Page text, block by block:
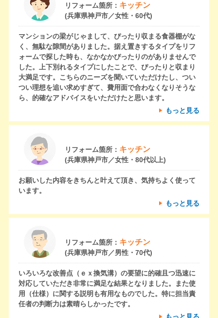
リフォーム箇所： キッチン
(兵庫県神戸市／女性・60代)
マンションの梁がじゃまして、ぴったり収まる食器棚がな
く、無駄な隙間がありました。据え置きするタイプをリフ
ォームで探した時も、なかなかぴったりのがありませんで
した。上下別れるタイプにしたことで、ぴったりと収まり
大満足です。こちらのニーズを聞いていただけたし、つい
つい理想を追い求めすぎて、費用面で合わなくなりそうな
ら、的確なアドバイスをいただけたと思います。
もっと見る
リフォーム箇所： キッチン
(兵庫県神戸市／女性・80代以上)
お願いした内容をきちんと叶えて頂き、気持ちよく使って
います。
もっと見る
リフォーム箇所： キッチン
(兵庫県神戸市／男性・70代)
いろいろな改善点（ｅｘ換気溝）の要望に的確且つ迅速に
対応していただき非常に満足な結果となりました。また使
用（仕様）に関する説明も有用なものでした。特に担当責
任者の判断力は素晴らしかったです。